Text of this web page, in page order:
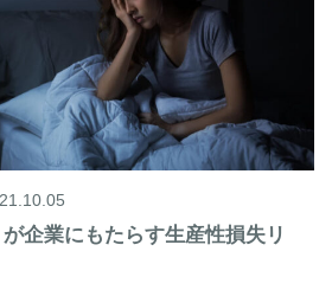
が企業にもたらす生産性損失リ